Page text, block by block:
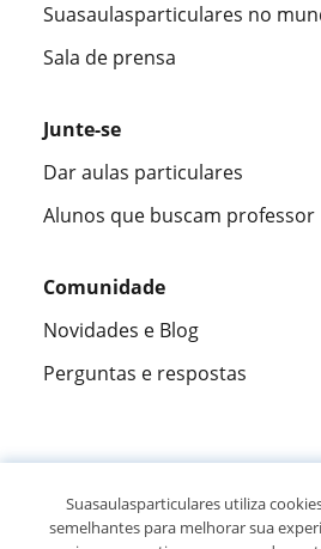
Suasaulasparticulares no
Sala de prensa
Junte-se
Dar aulas particulares
Alunos que buscam professor
Comunidade
Novidades e Blog
Perguntas e respostas
305915opiniões
Suasaulasparticulares utiliza
semelhantes para melhorar sua